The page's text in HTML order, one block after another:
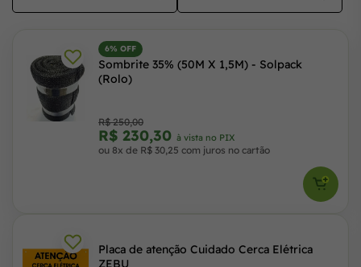
6% OFF
Sombrite 35% (50M X 1,5M) - Solpack
(Rolo)
R$ 250,00
R$ 230,30 à vista no PIX
ou 8x de R$ 30,25 com juros no cartão
Placa de atenção Cuidado Cerca Elétrica
ZEBU